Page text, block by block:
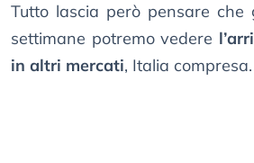
Tutto lascia però pensare che
settimane potremo vedere
in altri mercati, Italia compresa.